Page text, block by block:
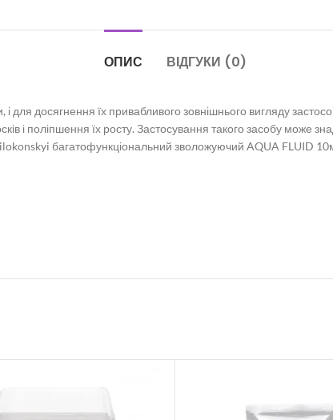
ОПИС ВІДГУКИ (0)
і для досягнення їх привабливого зовнішнього вигляду
і поліпшення їх росту. Застосування такого засобу може
багатофункціональний зволожуючий AQUA FLUID